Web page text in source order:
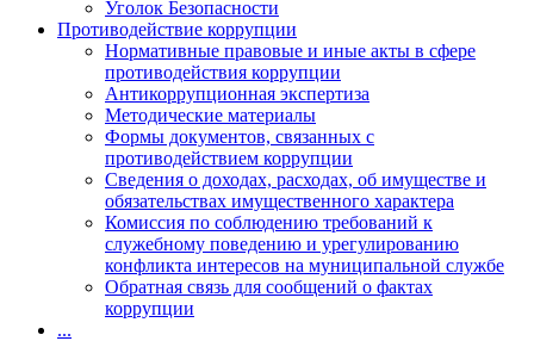
Уголок Безопасности
Противодействие коррупции
Нормативные правовые и иные акты в сфере
противодействия коррупции
Антикоррупционная экспертиза
Методические материалы
Формы документов, связанных с
противодействием коррупции
Сведения о доходах, расходах, об имуществе и
обязательствах имущественного характера
Комиссия по соблюдению требований к
служебному поведению и урегулированию
конфликта интересов на муниципальной службе
Обратная связь для сообщений о фактах
коррупции
...